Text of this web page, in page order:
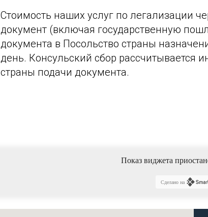
Стоимость наших услуг по легализации
документ (включая государственную
документа в Посольство страны
день. Консульский сбор рассчитывается
страны подачи документа.
Показ виджета
Сделано на